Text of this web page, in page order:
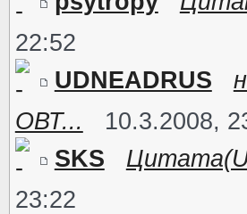
22:52
UDNEADRUS
ОВТ...
10.3.2008,
SKS
23:22